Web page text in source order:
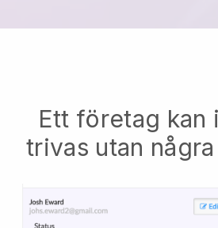
Ett företag kan
trivas utan